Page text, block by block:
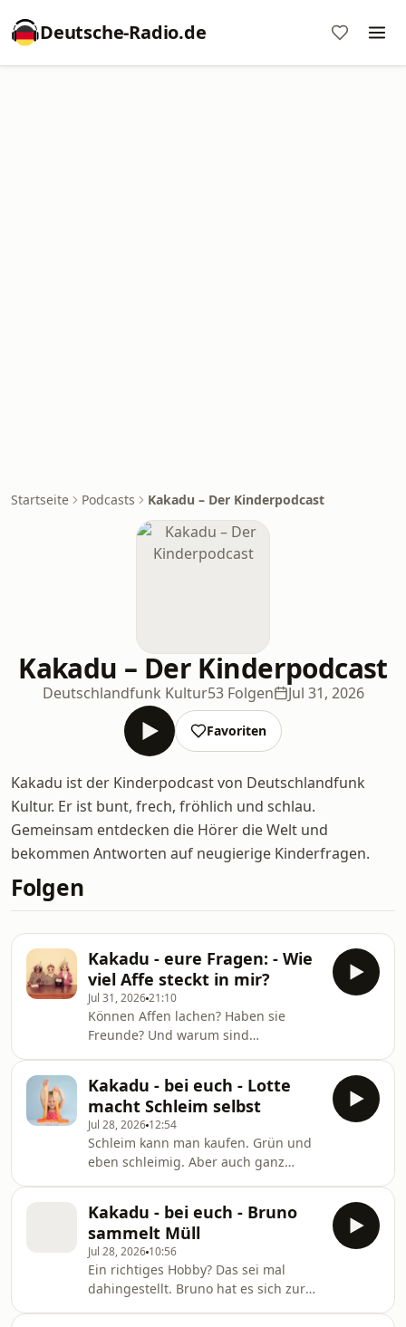
Deutsche-Radio.de
Startseite Podcasts Kakadu – Der Kinderpodcast
Kakadu – Der Kinderpodcast
Deutschlandfunk Kultur53 Folgen Jul 31, 2026
Favoriten
Kakadu ist der Kinderpodcast von Deutschlandfunk
Kultur. Er ist bunt, frech, fröhlich und schlau.
Gemeinsam entdecken die Hörer die Welt und
bekommen Antworten auf neugierige Kinderfragen.
Folgen
Kakadu - eure Fragen: - Wie
viel Affe steckt in mir?
Jul 31, 202621:10
Können Affen lachen? Haben sie
Freunde? Und warum sind
Kakadu - bei euch - Lotte
macht Schleim selbst
Jul 28, 2026 12:54
Schleim kann man kaufen. Grün und
eben schleimig. Aber auch ganz
Und der ist besser! Mit Patricia.
Kakadu - bei euch - Bruno
sammelt Müll
Jul 28, 2026 10:56
Ein richtiges Hobby? Das sei mal
dahingestellt. Bruno hat es sich zur